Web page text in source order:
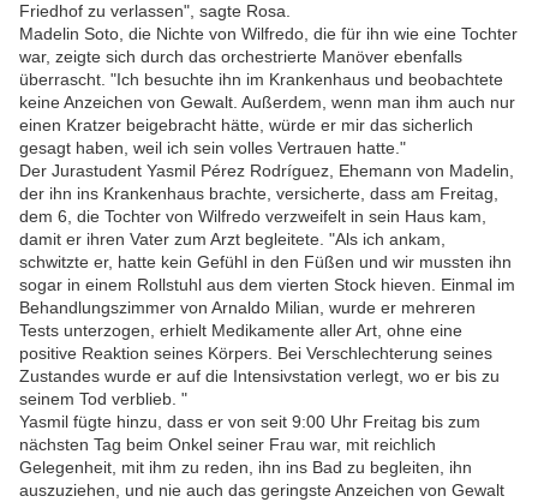
Friedhof zu verlassen", sagte Rosa.
Madelin Soto, die Nichte von Wilfredo, die für ihn wie eine Tochter
war, zeigte sich durch das orchestrierte Manöver ebenfalls
überrascht. "Ich besuchte ihn im Krankenhaus und beobachtete
keine Anzeichen von Gewalt. Außerdem, wenn man ihm auch nur
einen Kratzer beigebracht hätte, würde er mir das sicherlich
gesagt haben, weil ich sein volles Vertrauen hatte."
Der Jurastudent Yasmil Pérez Rodríguez, Ehemann von Madelin,
der ihn ins Krankenhaus brachte, versicherte, dass am Freitag,
dem 6, die Tochter von Wilfredo verzweifelt in sein Haus kam,
damit er ihren Vater zum Arzt begleitete. "Als ich ankam,
schwitzte er, hatte kein Gefühl in den Füßen und wir mussten ihn
sogar in einem Rollstuhl aus dem vierten Stock hieven. Einmal im
Behandlungszimmer von Arnaldo Milian, wurde er mehreren
Tests unterzogen, erhielt Medikamente aller Art, ohne eine
positive Reaktion seines Körpers. Bei Verschlechterung seines
Zustandes wurde er auf die Intensivstation verlegt, wo er bis zu
seinem Tod verblieb. "
Yasmil fügte hinzu, dass er von seit 9:00 Uhr Freitag bis zum
nächsten Tag beim Onkel seiner Frau war, mit reichlich
Gelegenheit, mit ihm zu reden, ihn ins Bad zu begleiten, ihn
auszuziehen, und nie auch das geringste Anzeichen von Gewalt